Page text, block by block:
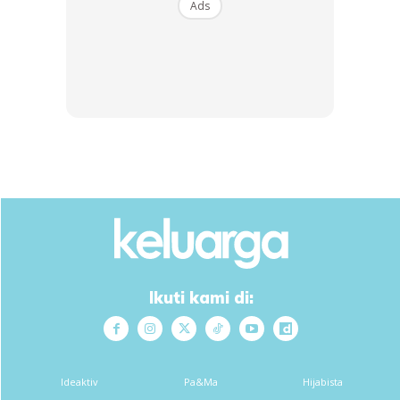
Ads
Anda mungkin berminat dengan
Ads
Ikuti kami di:
Ideaktiv Pa&Ma Hijabista